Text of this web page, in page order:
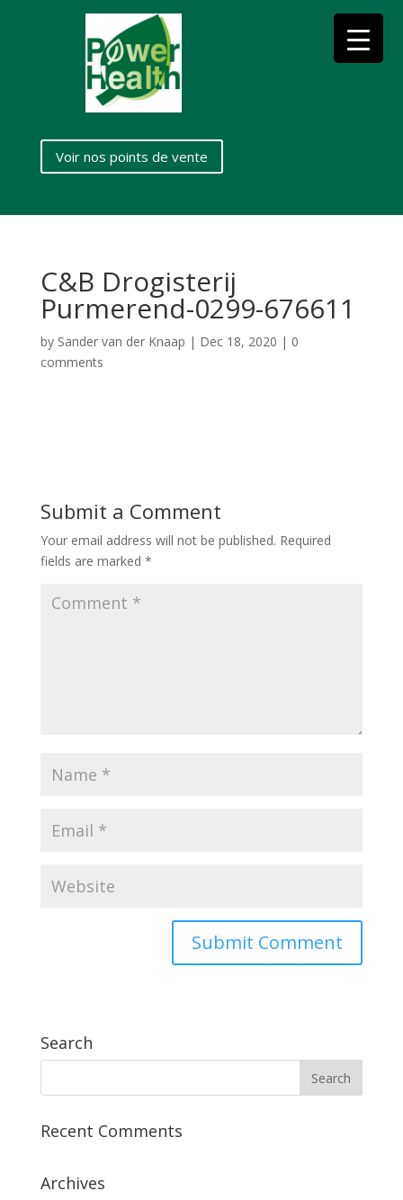
Voir nos points de vente
C&B Drogisterij
Purmerend-0299-676611
by Sander van der Knaap | Dec 18, 2020 | 0
comments
Submit a Comment
Your email address will not be published. Required
fields are marked *
Search
Recent Comments
Archives